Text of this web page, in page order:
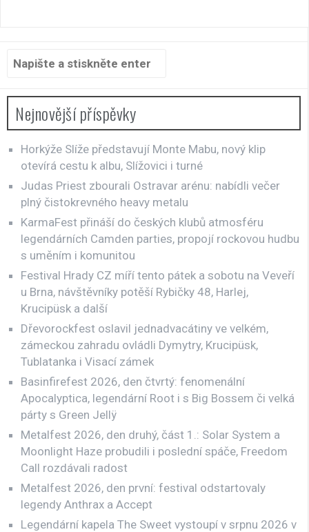
Hledat:
Nejnovější příspěvky
Horkýže Slíže představují Monte Mabu, nový klip
otevírá cestu k albu, Slížovici i turné
Judas Priest zbourali Ostravar arénu: nabídli večer
plný čistokrevného heavy metalu
KarmaFest přináší do českých klubů atmosféru
legendárních Camden parties, propojí rockovou hudbu
s uměním i komunitou
Festival Hrady CZ míří tento pátek a sobotu na Veveří
u Brna, návštěvníky potěší Rybičky 48, Harlej,
Krucipüsk a další
Dřevorockfest oslavil jednadvacátiny ve velkém,
zámeckou zahradu ovládli Dymytry, Krucipüsk,
Tublatanka i Visací zámek
Basinfirefest 2026, den čtvrtý: fenomenální
Apocalyptica, legendární Root i s Big Bossem či velká
párty s Green Jellÿ
Metalfest 2026, den druhý, část 1.: Solar System a
Moonlight Haze probudili i poslední spáče, Freedom
Call rozdávali radost
Metalfest 2026, den první: festival odstartovaly
legendy Anthrax a Accept
Legendární kapela The Sweet vystoupí v srpnu 2026 v